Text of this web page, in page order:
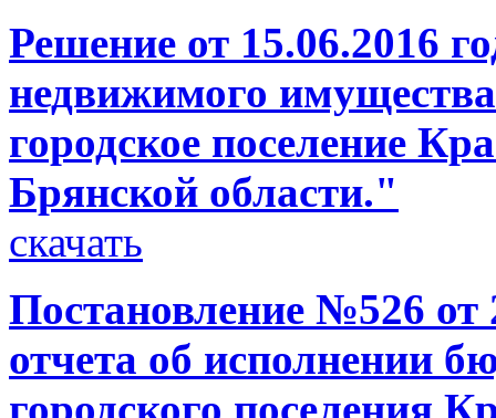
Решение от 15.06.2016
недвижимого
городское поселение
Брянской области."
скачать
Постановление №526 от
отчета об исполнении
городского поселения